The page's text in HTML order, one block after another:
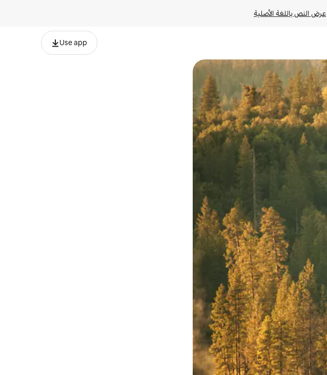
عرض النص باللغة الأصلية
Use app